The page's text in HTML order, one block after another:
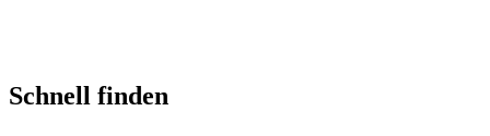
Schnell finden